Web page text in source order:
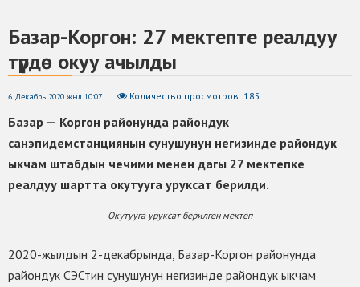
Базар-Коргон: 27 мектепте реалдуу
түрдө окуу ачылды
6 Декабрь 2020 жыл 10:07 Количество просмотров: 185
Базар — Коргон районунда райондук
санэпидемстанциянын сунушунун негизинде райондук
ыкчам штабдын чечими менен дагы 27 мектепке
реалдуу шартта окутууга уруксат берилди.
Окутууга уруксат берилген мектеп
2020-жылдын 2-декабрында, Базар-Коргон районунда
райондук СЭСтин сунушунун негизинде райондук ыкчам